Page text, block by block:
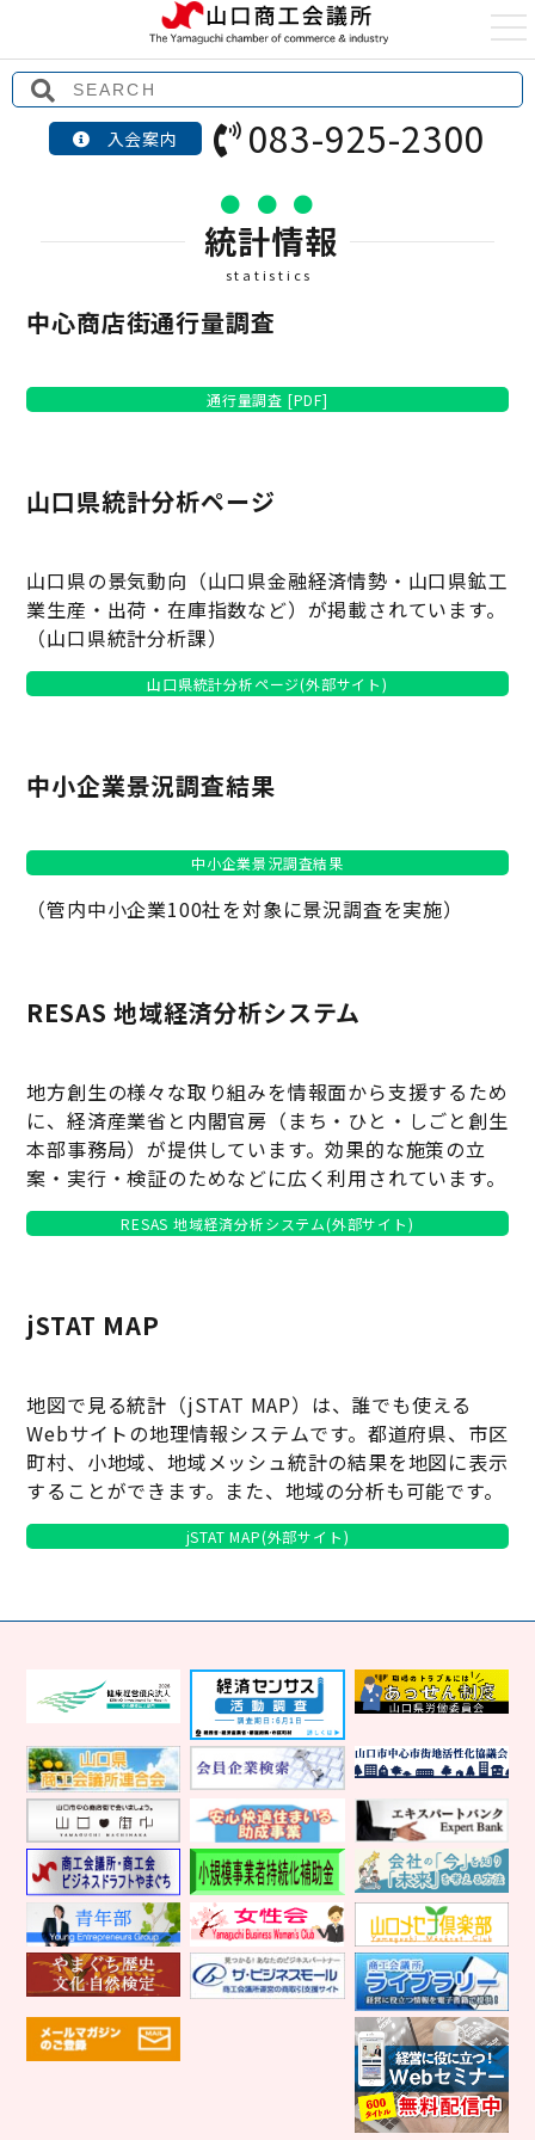
t
o
g
g
e
入会案内 083-925-2300
統計情報
statistics
中心商店街通行量調査
通行量調査 [PDF]
山口県統計分析ページ
山口県の景気動向（山口県金融経済情勢・山口県鉱工
業生産・出荷・在庫指数など）が掲載されています。
（山口県統計分析課）
山口県統計分析ページ(外部サイト)
中小企業景況調査結果
中小企業景況調査結果
（管内中小企業100社を対象に景況調査を実施）
RESAS 地域経済分析システム
地方創生の様々な取り組みを情報面から支援するため
に、経済産業省と内閣官房（まち・ひと・しごと創生
本部事務局）が提供しています。効果的な施策の立
案・実行・検証のためなどに広く利用されています。
RESAS 地域経済分析システム(外部サイト)
jSTAT MAP
地図で見る統計（jSTAT MAP）は、誰でも使える
Webサイトの地理情報システムです。都道府県、市区
町村、小地域、地域メッシュ統計の結果を地図に表示
することができます。また、地域の分析も可能です。
jSTAT MAP(外部サイト)